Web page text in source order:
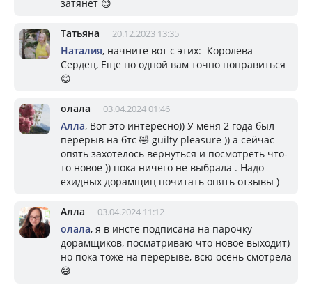
затянет 😊
Татьяна 20.12.2023 13:35
Наталия, начните вот с этих: Королева
Сердец, Еще по одной вам точно понравиться
😊
олала 03.04.2024 01:46
Алла, Вот это интересно)) У меня 2 года был
перерыв на бтс 🤣 guilty pleasure )) а сейчас
опять захотелось вернуться и посмотреть что-
то новое )) пока ничего не выбрала . Надо
ехидных дорамщиц почитать опять отзывы )
Алла 03.04.2024 11:12
олала, я в инсте подписана на парочку
дорамщиков, посматриваю что новое выходит)
но пока тоже на перерыве, всю осень смотрела
😅